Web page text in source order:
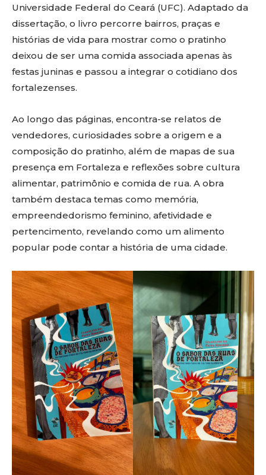
Universidade Federal do Ceará (UFC). Adaptado da
dissertação, o livro percorre bairros, praças e
histórias de vida para mostrar como o pratinho
deixou de ser uma comida associada apenas às
festas juninas e passou a integrar o cotidiano dos
fortalezenses.
Ao longo das páginas, encontra-se relatos de
vendedores, curiosidades sobre a origem e a
composição do pratinho, além de mapas de sua
presença em Fortaleza e reflexões sobre cultura
alimentar, patrimônio e comida de rua. A obra
também destaca temas como memória,
empreendedorismo feminino, afetividade e
pertencimento, revelando como um alimento
popular pode contar a história de uma cidade.